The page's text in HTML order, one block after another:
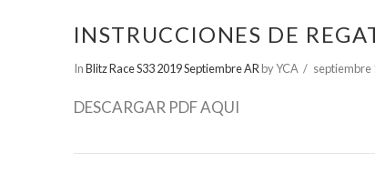
INSTRUCCIONES DE
InBlitz Race S33 2019 Septiembre AR by YCA septiembre
DESCARGAR PDF AQUI